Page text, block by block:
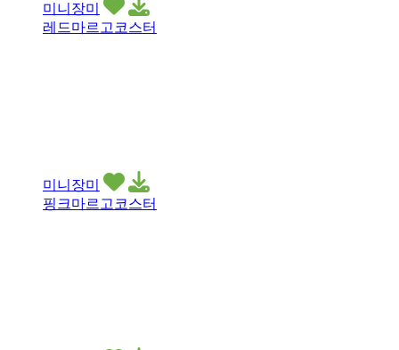
미니장미
레드마르고코스터
미니장미
핑크마르고코스터